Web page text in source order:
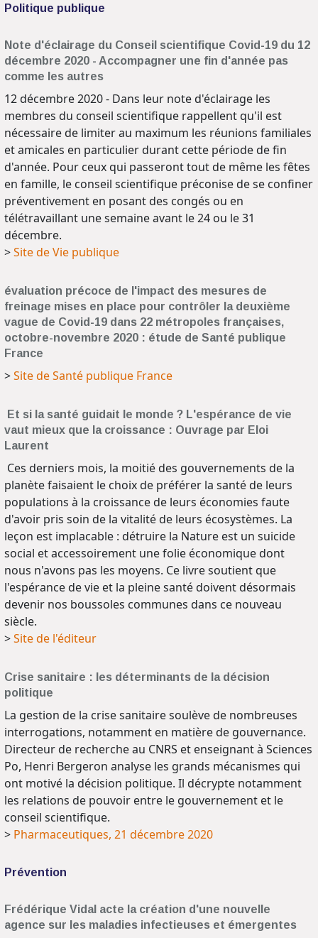
Politique publique
Note d'éclairage du Conseil scientifique Covid-19 du 12
décembre 2020 - Accompagner une fin d'année pas
comme les autres
12 décembre 2020 - Dans leur note d'éclairage les
membres du conseil scientifique rappellent qu'il est
nécessaire de limiter au maximum les réunions familiales
et amicales en particulier durant cette période de fin
d'année. Pour ceux qui passeront tout de même les fêtes
en famille, le conseil scientifique préconise de se confiner
préventivement en posant des congés ou en
télétravaillant une semaine avant le 24 ou le 31
décembre.
>Site de Vie publique
évaluation précoce de l'impact des mesures de
freinage mises en place pour contrôler la deuxième
vague de Covid-19 dans 22 métropoles françaises,
octobre-novembre 2020 : étude de Santé publique
France
>Site de Santé publique France
Et si la santé guidait le monde ? L'espérance de vie
vaut mieux que la croissance : Ouvrage par Eloi
Laurent
Ces derniers mois, la moitié des gouvernements de la
planète faisaient le choix de préférer la santé de leurs
populations à la croissance de leurs économies faute
d'avoir pris soin de la vitalité de leurs écosystèmes. La
leçon est implacable : détruire la Nature est un suicide
social et accessoirement une folie économique dont
nous n'avons pas les moyens. Ce livre soutient que
l'espérance de vie et la pleine santé doivent désormais
devenir nos boussoles communes dans ce nouveau
siècle.
>Site de l'éditeur
Crise sanitaire : les déterminants de la décision
politique
La gestion de la crise sanitaire soulève de nombreuses
interrogations, notamment en matière de gouvernance.
Directeur de recherche au CNRS et enseignant à Sciences
Po, Henri Bergeron analyse les grands mécanismes qui
ont motivé la décision politique. Il décrypte notamment
les relations de pouvoir entre le gouvernement et le
conseil scientifique.
> Pharmaceutiques, 21 décembre 2020
Prévention
Frédérique Vidal acte la création d'une nouvelle
agence sur les maladies infectieuses et émergentes